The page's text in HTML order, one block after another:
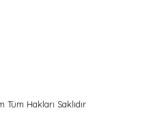
Hakları Saklıdır